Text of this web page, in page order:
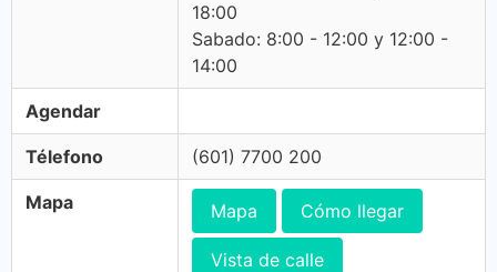
18:00
Sabado: 8:00 - 12:00 y 12:00 -
14:00
Agendar
Télefono (601) 7700 200
Mapa Mapa Cómo llegar
Vista de calle